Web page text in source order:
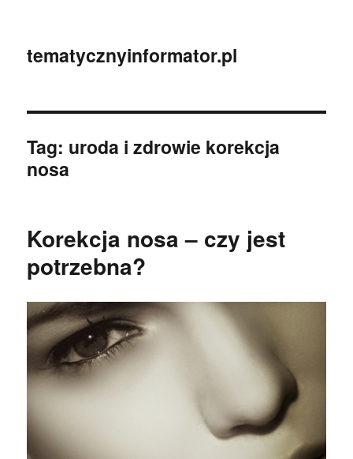
tematycznyinformator.pl
Tag: uroda i zdrowie korekcja
nosa
Korekcja nosa – czy jest
potrzebna?